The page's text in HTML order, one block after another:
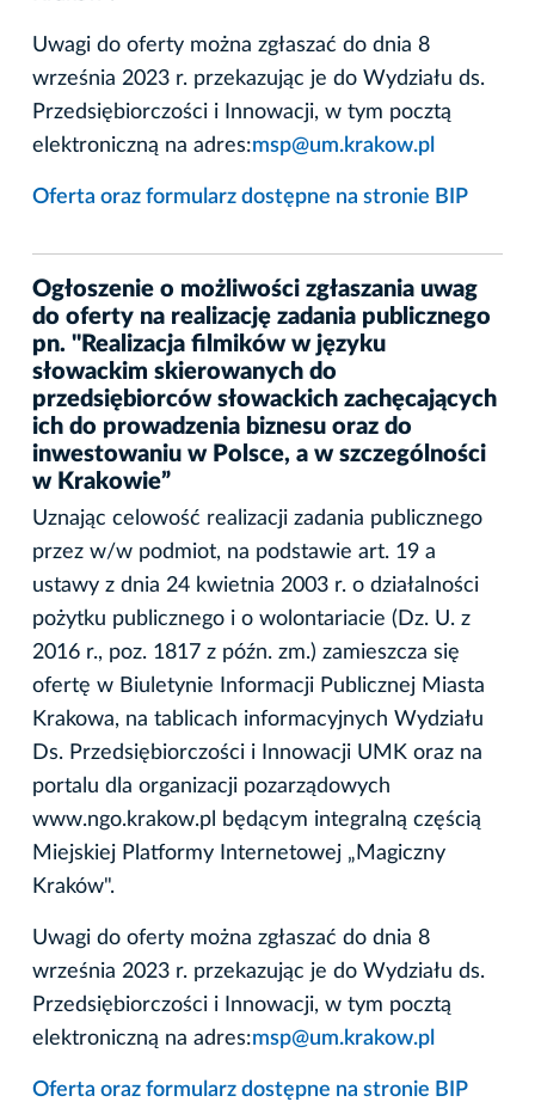
Uwagi do oferty można zgłaszać do dnia 8
września 2023 r. przekazując je do Wydziału ds.
Przedsiębiorczości i Innowacji, w tym pocztą
elektroniczną na adres:msp@um.krakow.pl
Oferta oraz formularz dostępne na stronie BIP
Ogłoszenie o możliwości zgłaszania uwag
do oferty na realizację zadania publicznego
pn. "Realizacja filmików w języku
słowackim skierowanych do
przedsiębiorców słowackich zachęcających
ich do prowadzenia biznesu oraz do
inwestowaniu w Polsce, a w szczególności
w Krakowie”
Uznając celowość realizacji zadania publicznego
przez w/w podmiot, na podstawie art. 19 a
ustawy z dnia 24 kwietnia 2003 r. o działalności
pożytku publicznego i o wolontariacie (Dz. U. z
2016 r., poz. 1817 z późn. zm.) zamieszcza się
ofertę w Biuletynie Informacji Publicznej Miasta
Krakowa, na tablicach informacyjnych Wydziału
Ds. Przedsiębiorczości i Innowacji UMK oraz na
portalu dla organizacji pozarządowych
www.ngo.krakow.pl będącym integralną częścią
Miejskiej Platformy Internetowej „Magiczny
Kraków".
Uwagi do oferty można zgłaszać do dnia 8
września 2023 r. przekazując je do Wydziału ds.
Przedsiębiorczości i Innowacji, w tym pocztą
elektroniczną na adres:msp@um.krakow.pl
Oferta oraz formularz dostępne na stronie BIP